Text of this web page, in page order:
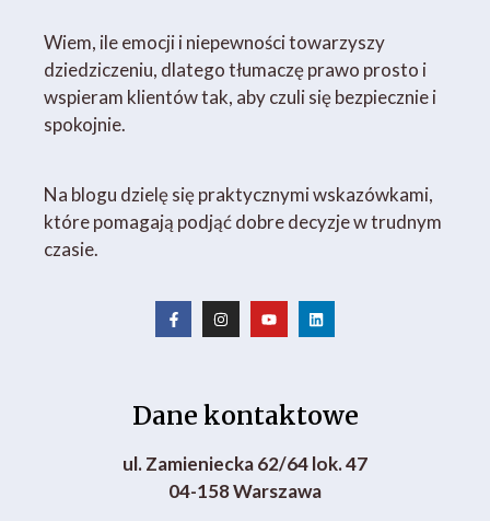
Wiem, ile emocji i niepewności towarzyszy
dziedziczeniu, dlatego tłumaczę prawo prosto i
wspieram klientów tak, aby czuli się bezpiecznie i
spokojnie.
Na blogu dzielę się praktycznymi wskazówkami,
które pomagają podjąć dobre decyzje w trudnym
czasie.
Dane kontaktowe
ul. Zamieniecka 62/64 lok. 47
04-158 Warszawa